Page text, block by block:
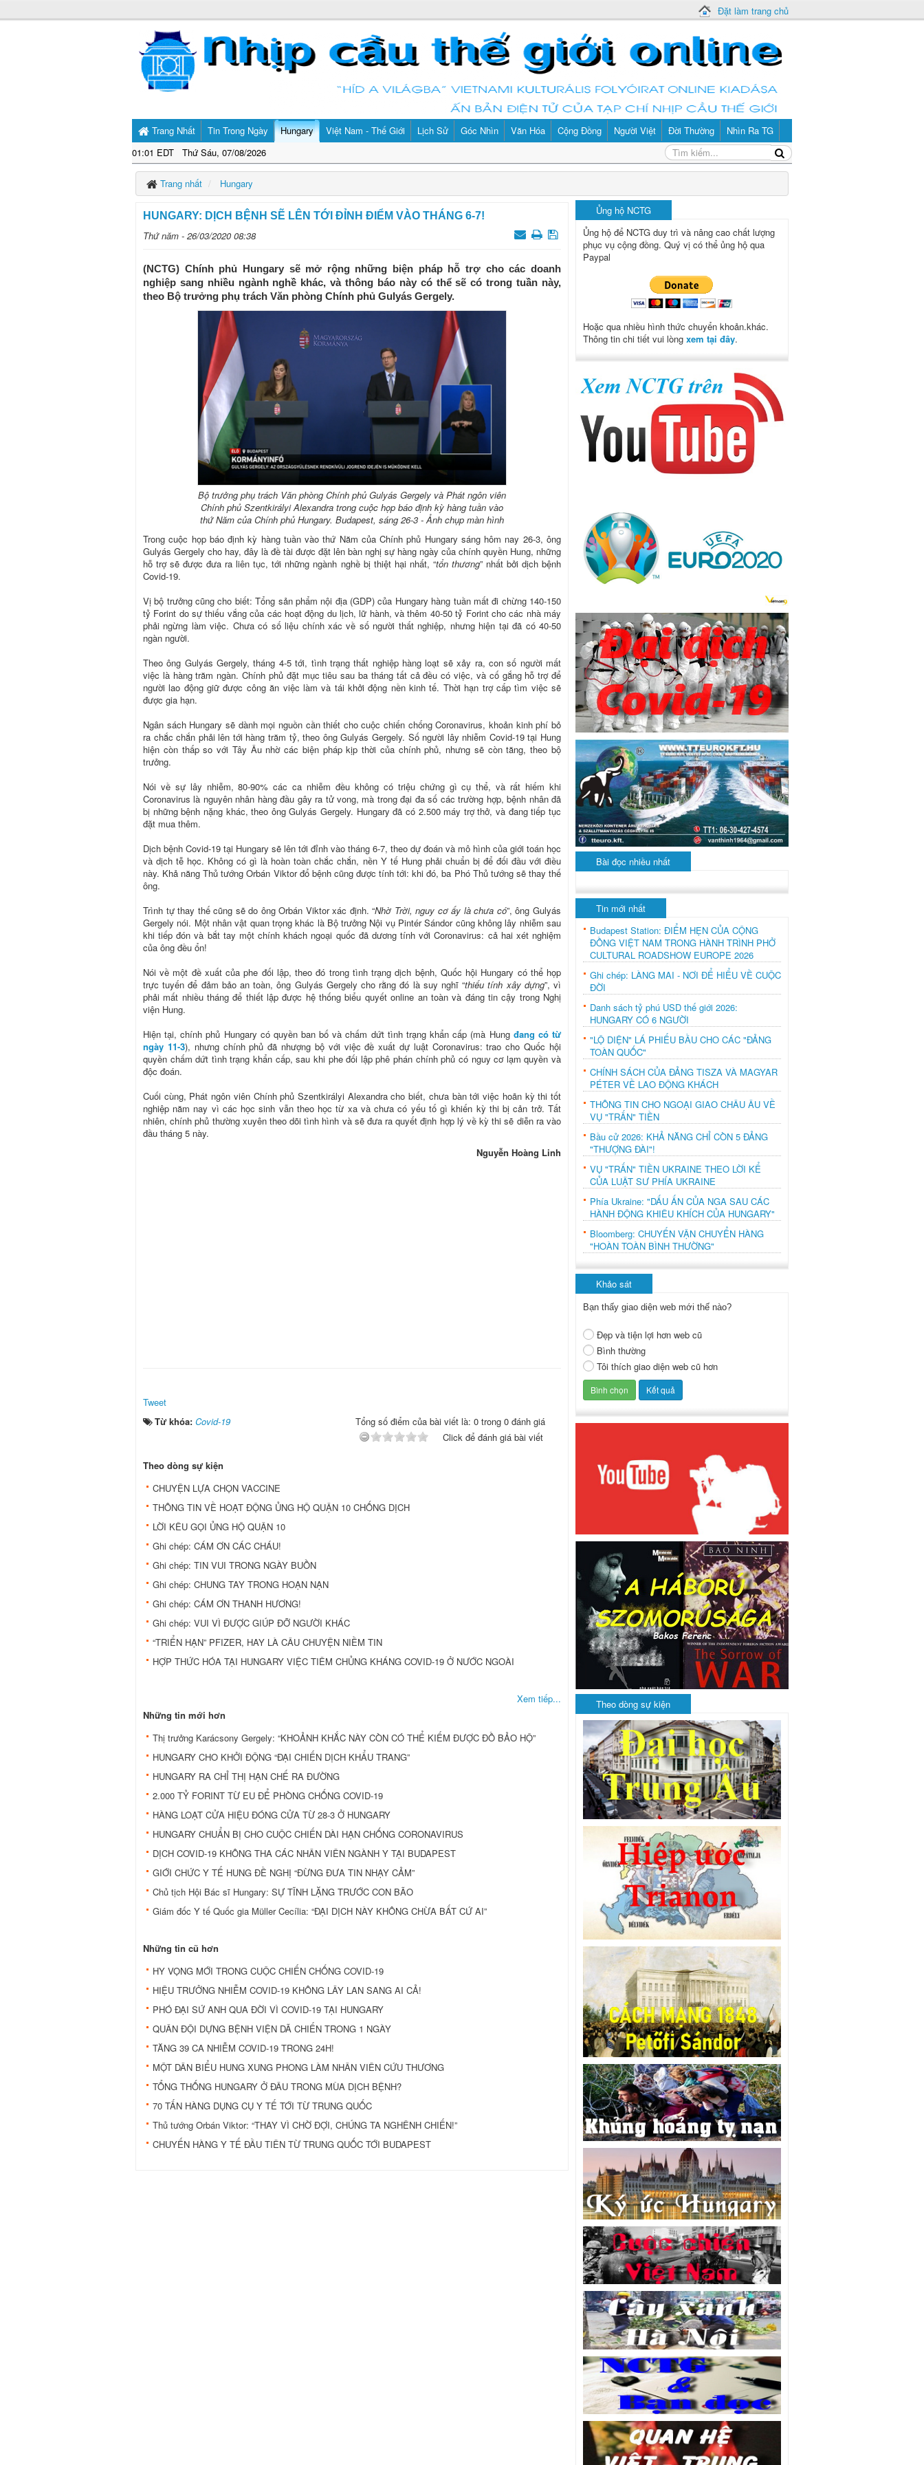
Đặt làm trang chủ
Trang Nhất
01:01 EDT Thứ Sáu, 07/08/2026
Tin Trong Ngày Hungary Việt Nam - Thế Giới Lịch Sử Góc Nhìn Văn Hóa Cộng Đồng Người Việt Đời Thường Nhìn Ra TG
Trang nhất Hungary
HUNGARY: DỊCH BỆNH SẼ LÊN TỚI ĐỈNH ĐIỂM VÀO THÁNG 6-7!
Thứ năm - 26/03/2020 08:38
(NCTG) Chính phủ Hungary sẽ mở rộng những biện pháp hỗ trợ cho các doanh
nghiệp sang nhiều ngành nghề khác, và thông báo này có thể sẽ có trong tuần này,
theo Bộ trưởng phụ trách Văn phòng Chính phủ Gulyás Gergely.
Bộ trưởng phụ trách Văn phòng Chính phủ Gulyás Gergely và Phát ngôn viên
Chính phủ Szentkirályi Alexandra trong cuộc họp báo định kỳ hàng tuần vào
thứ Năm của Chính phủ Hungary. Budapest, sáng 26-3 - Ảnh chụp màn hình
Trong cuộc họp báo định kỳ hàng tuần vào thứ Năm của Chính phủ Hungary sáng hôm nay 26-3, ông
Gulyás Gergely cho hay, đây là đề tài được đặt lên bàn nghị sự hàng ngày của chính quyền Hung, những
hỗ trợ sẽ được đưa ra liên tục, tới những ngành nghề bị thiệt hại nhất, “tổn thương” nhất bởi dịch bệnh
Covid-19.
Vị bộ trưởng cũng cho biết: Tổng sản phẩm nội địa (GDP) của Hungary hàng tuần mất đi chừng 140-150
tỷ Forint do sự thiếu vắng của các hoạt động du lịch, lữ hành, và thêm 40-50 tỷ Forint cho các nhà máy
phải ngừng làm việc. Chưa có số liệu chính xác về số người thất nghiệp, nhưng hiện tại đã có 40-50
ngàn người.
Theo ông Gulyás Gergely, tháng 4-5 tới, tình trạng thất nghiệp hàng loạt sẽ xảy ra, con số người mất
việc là hàng trăm ngàn. Chính phủ đặt mục tiêu sau ba tháng tất cả đều có việc, và cố gắng hỗ trợ để
người lao động giữ được công ăn việc làm và tái khởi động nền kinh tế. Thời hạn trợ cấp tìm việc sẽ
được gia hạn.
Ngân sách Hungary sẽ dành mọi nguồn cần thiết cho cuộc chiến chống Coronavirus, khoản kinh phí bỏ
ra chắc chắn phải lên tới hàng trăm tỷ, theo ông Gulyás Gergely. Số người lây nhiễm Covid-19 tại Hung
hiện còn thấp so với Tây Âu nhờ các biện pháp kịp thời của chính phủ, nhưng sẽ còn tăng, theo bộ
trưởng.
Nói về sự lây nhiễm, 80-90% các ca nhiễm đều không có triệu chứng gì cụ thể, và rất hiếm khi
Coronavirus là nguyên nhân hàng đầu gây ra tử vong, mà trong đại đa số các trường hợp, bệnh nhân đã
bị những bệnh nặng khác, theo ông Gulyás Gergely. Hungary đã có 2.500 máy trợ thở, và đang tiếp tục
đặt mua thêm.
Dịch bệnh Covid-19 tại Hungary sẽ lên tới đỉnh vào tháng 6-7, theo dự đoán và mô hình của giới toán học
và dịch tễ học. Không có gì là hoàn toàn chắc chắn, nền Y tế Hung phải chuẩn bị để đối đầu với điều
này. Khả năng Thủ tướng Orbán Viktor đổ bệnh cũng được tính tới: khi đó, ba Phó Thủ tướng sẽ thay thế
ông.
Trình tự thay thế cũng sẽ do ông Orbán Viktor xác định. “Nhờ Trời, nguy cơ ấy là chưa có”, ông Gulyás
Gergely nói. Một nhân vật quan trọng khác là Bộ trưởng Nội vụ Pintér Sándor cũng không lây nhiễm sau
khi tiếp đón và bắt tay một chính khách ngoại quốc đã dương tính với Coronavirus: cả hai xét nghiệm
của ông đều ổn!
Nói về một đề xuất của phe đối lập, theo đó trong tình trạng dịch bệnh, Quốc hội Hungary có thể họp
trực tuyến để đảm bảo an toàn, ông Gulyás Gergely cho rằng đó là suy nghĩ “thiếu tính xây dựng”, vì
phải mất nhiều tháng để thiết lập được hệ thống biểu quyết online an toàn và đáng tin cậy trong Nghị
viện Hung.
Hiện tại, chính phủ Hungary có quyền ban bố và chấm dứt tình trạng khẩn cấp (mà Hung đang có từ
ngày 11-3), nhưng chính phủ đã nhượng bộ với việc đề xuất dự luật Coronavirus: trao cho Quốc hội
quyền chấm dứt tình trạng khẩn cấp, sau khi phe đối lập phê phán chính phủ có nguy cơ lạm quyền và
độc đoán.
Cuối cùng, Phát ngôn viên Chính phủ Szentkirályi Alexandra cho biết, chưa bàn tới việc hoãn kỳ thi tốt
nghiệp năm nay vì các học sinh vẫn theo học từ xa và chưa có yếu tố gì khiến kỳ thi bị cản trở. Tất
nhiên, chính phủ thường xuyên theo dõi tình hình và sẽ đưa ra quyết định hợp lý về kỳ thi sẽ diễn ra vào
đầu tháng 5 này.
Nguyễn Hoàng Linh
Tweet
Từ khóa: Covid-19
Tổng số điểm của bài viết là: 0 trong 0 đánh giá
Click để đánh giá bài viết
Theo dòng sự kiện
CHUYỆN LỰA CHỌN VACCINE
THÔNG TIN VỀ HOẠT ĐỘNG ỦNG HỘ QUẬN 10 CHỐNG DỊCH
LỜI KÊU GỌI ỦNG HỘ QUẬN 10
Ghi chép: CÁM ƠN CÁC CHÁU!
Ghi chép: TIN VUI TRONG NGÀY BUỒN
Ghi chép: CHUNG TAY TRONG HOẠN NẠN
Ghi chép: CÁM ƠN THANH HƯƠNG!
Ghi chép: VUI VÌ ĐƯỢC GIÚP ĐỠ NGƯỜI KHÁC
“TRIỂN HẠN” PFIZER, HAY LÀ CÂU CHUYỆN NIỀM TIN
HỢP THỨC HÓA TẠI HUNGARY VIỆC TIÊM CHỦNG KHÁNG COVID-19 Ở NƯỚC NGOÀI
Xem tiếp...
Những tin mới hơn
Thị trưởng Karácsony Gergely: “KHOẢNH KHẮC NÀY CÒN CÓ THỂ KIẾM ĐƯỢC ĐỒ BẢO HỘ”
HUNGARY CHO KHỞI ĐỘNG “ĐẠI CHIẾN DỊCH KHẨU TRANG”
HUNGARY RA CHỈ THỊ HẠN CHẾ RA ĐƯỜNG
2.000 TỶ FORINT TỪ EU ĐỂ PHÒNG CHỐNG COVID-19
HÀNG LOẠT CỬA HIỆU ĐÓNG CỬA TỪ 28-3 Ở HUNGARY
HUNGARY CHUẨN BỊ CHO CUỘC CHIẾN DÀI HẠN CHỐNG CORONAVIRUS
DỊCH COVID-19 KHÔNG THA CÁC NHÂN VIÊN NGÀNH Y TẠI BUDAPEST
GIỚI CHỨC Y TẾ HUNG ĐỀ NGHỊ “ĐỪNG ĐƯA TIN NHẠY CẢM”
Chủ tịch Hội Bác sĩ Hungary: SỰ TĨNH LẶNG TRƯỚC CON BÃO
Giám đốc Y tế Quốc gia Müller Cecília: “ĐẠI DỊCH NÀY KHÔNG CHỪA BẤT CỨ AI”
Những tin cũ hơn
HY VỌNG MỚI TRONG CUỘC CHIẾN CHỐNG COVID-19
HIỆU TRƯỞNG NHIỄM COVID-19 KHÔNG LÂY LAN SANG AI CẢ!
PHÓ ĐẠI SỨ ANH QUA ĐỜI VÌ COVID-19 TẠI HUNGARY
QUÂN ĐỘI DỰNG BỆNH VIỆN DÃ CHIẾN TRONG 1 NGÀY
TĂNG 39 CA NHIỄM COVID-19 TRONG 24H!
MỘT DÂN BIỂU HUNG XUNG PHONG LÀM NHÂN VIÊN CỨU THƯƠNG
TỔNG THỐNG HUNGARY Ở ĐÂU TRONG MÙA DỊCH BỆNH?
70 TẤN HÀNG DỤNG CỤ Y TẾ TỚI TỪ TRUNG QUỐC
Thủ tướng Orbán Viktor: “THAY VÌ CHỜ ĐỢI, CHÚNG TA NGHÊNH CHIẾN!”
CHUYẾN HÀNG Y TẾ ĐẦU TIÊN TỪ TRUNG QUỐC TỚI BUDAPEST
Ủng hộ NCTG
Ủng hộ để NCTG duy trì và nâng cao chất lượng
phục vụ cộng đồng. Quý vị có thể ủng hộ qua
Paypal
Hoặc qua nhiều hình thức chuyển khoản.khác.
Thông tin chi tiết vui lòng xem tại đây.
Bài đọc nhiều nhất
Tin mới nhất
Budapest Station: ĐIỂM HẸN CỦA CỘNG
ĐỒNG VIỆT NAM TRONG HÀNH TRÌNH PHỞ
CULTURAL ROADSHOW EUROPE 2026
Ghi chép: LÀNG MAI - NƠI ĐỂ HIỂU VỀ CUỘC
ĐỜI
Danh sách tỷ phú USD thế giới 2026:
HUNGARY CÓ 6 NGƯỜI
"LỘ DIỆN" LÁ PHIẾU BẦU CHO CÁC "ĐẢNG
TOÀN QUỐC"
CHÍNH SÁCH CỦA ĐẢNG TISZA VÀ MAGYAR
PÉTER VỀ LAO ĐỘNG KHÁCH
THÔNG TIN CHO NGOẠI GIAO CHÂU ÂU VỀ
VỤ "TRẤN" TIỀN
Bầu cử 2026: KHẢ NĂNG CHỈ CÒN 5 ĐẢNG
"THƯỢNG ĐÀI"!
VỤ "TRẤN" TIỀN UKRAINE THEO LỜI KỂ
CỦA LUẬT SƯ PHÍA UKRAINE
Phía Ukraine: "DẤU ẤN CỦA NGA SAU CÁC
HÀNH ĐỘNG KHIÊU KHÍCH CỦA HUNGARY"
Bloomberg: CHUYẾN VẬN CHUYỂN HÀNG
"HOÀN TOÀN BÌNH THƯỜNG"
Khảo sát
Bạn thấy giao diện web mới thế nào?
Đẹp và tiện lợi hơn web cũ
Bình thường
Tôi thích giao diện web cũ hơn
Theo dòng sự kiện